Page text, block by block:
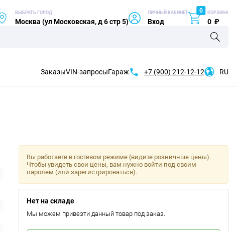
ВЫБРАТЬ ГОРОД
Москва (ул Московская, д 6 стр 5)
ЛИЧНЫЙ КАБИНЕТ
Вход
0 КОРЗИНА
0 ₽
ЗаказыVIN-запросыГараж +7 (900) 212-12-12 RU
Вы работаете в гостевом режиме (видите розничные цены).
Чтобы увидеть свои цены, вам нужно войти под своим
паролем (или зарегистрироваться).
Нет на складе
Мы можем привезти данный товар под заказ.